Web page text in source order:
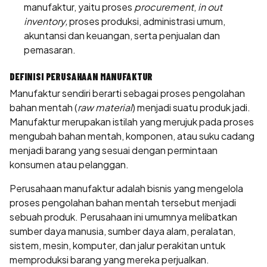
manufaktur, yaitu proses procurement, in out
inventory,proses produksi, administrasi umum,
akuntansi dan keuangan, serta penjualan dan
pemasaran.
DEFINISI PERUSAHAAN MANUFAKTUR
Manufaktur sendiri berarti sebagai proses pengolahan
bahan mentah (raw material) menjadi suatu produk jadi.
Manufaktur merupakan istilah yang merujuk pada proses
mengubah bahan mentah, komponen, atau suku cadang
menjadi barang yang sesuai dengan permintaan
konsumen atau pelanggan.
Perusahaan manufaktur adalah bisnis yang mengelola
proses pengolahan bahan mentah tersebut menjadi
sebuah produk. Perusahaan ini umumnya melibatkan
sumber daya manusia, sumber daya alam, peralatan,
sistem, mesin, komputer, dan jalur perakitan untuk
memproduksi barang yang mereka perjualkan.